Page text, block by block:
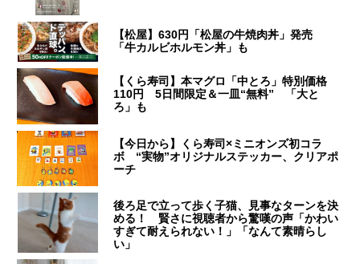
【松屋】630円「松屋の牛焼肉丼」発売
「牛カルビホルモン丼」も
【くら寿司】本マグロ「中とろ」特別価格
110円 5日間限定＆一皿“無料” 「大と
ろ」も
【今日から】くら寿司×ミニオンズ初コラ
ボ “実物”オリジナルステッカー、クリアポ
ーチ
後ろ足で立って歩く子猫、見事なターンを決
める！ 賢さに視聴者から驚嘆の声「かわい
すぎて耐えられない！」「なんて素晴らし
い」